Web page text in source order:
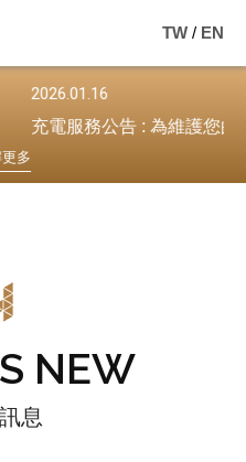
NEW
息
TW / EN